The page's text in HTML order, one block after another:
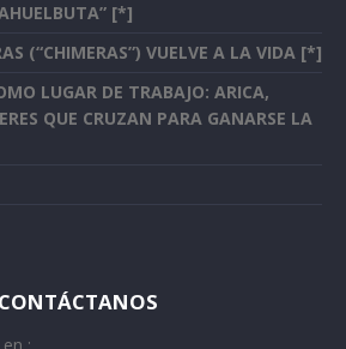
[*]
(“CHIMERAS”) VUELVE A LA VIDA [*]
LUGAR DE TRABAJO: ARICA,
QUE CRUZAN PARA GANARSE LA
CONTÁCTANOS